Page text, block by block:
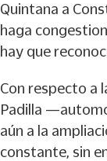
Quintana a
haga
hay que
Con respecto a
Padilla
aún a la
constante, sin